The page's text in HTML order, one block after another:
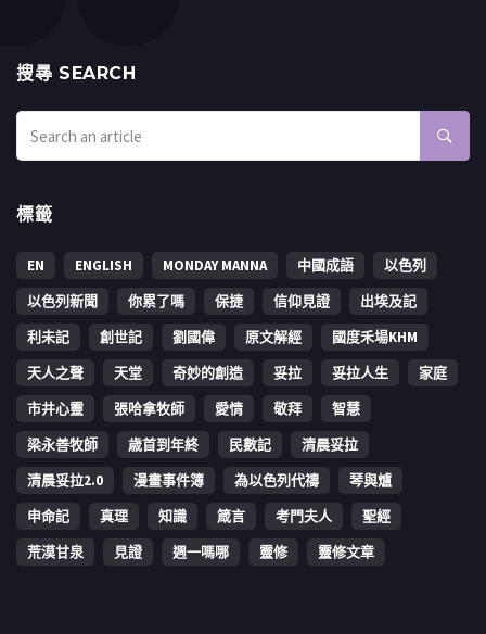
搜㝷 SEARCH
標籤
EN ENGLISH MONDAY MANNA 中國成語
以色列
以色列新聞
你累了嗎 保捷 信仰見證
出埃及記
利未記
創世記 劉國偉 原文解經
國度禾場KHM
天人之聲
天堂 奇妙的創造 妥拉 妥拉人生
家庭
市井心靈
張哈拿牧師 愛情 敬拜
智慧
梁永善牧師
歳首到年終 民數記
清晨妥拉
清晨妥拉2.0
漫畫事件簿 為以色列代禱
琴與爐
申命記
真理 知識 箴言 考門夫人
聖經
荒漠甘泉
見證 週一嗎哪 靈修 靈修文章